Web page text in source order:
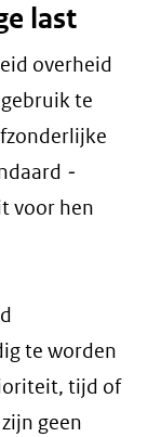
last
overheid
te
-
voor hen
te worden
tijd of
geen